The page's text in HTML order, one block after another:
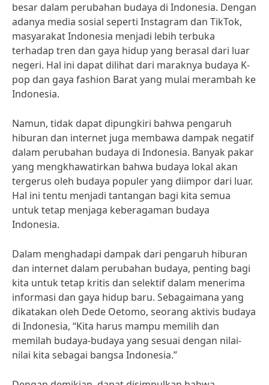
besar dalam perubahan budaya di Indonesia. Dengan
adanya media sosial seperti Instagram dan TikTok,
masyarakat Indonesia menjadi lebih terbuka
terhadap tren dan gaya hidup yang berasal dari luar
negeri. Hal ini dapat dilihat dari maraknya budaya K-
pop dan gaya fashion Barat yang mulai merambah ke
Indonesia.
Namun, tidak dapat dipungkiri bahwa pengaruh
hiburan dan internet juga membawa dampak negatif
dalam perubahan budaya di Indonesia. Banyak pakar
yang mengkhawatirkan bahwa budaya lokal akan
tergerus oleh budaya populer yang diimpor dari luar.
Hal ini tentu menjadi tantangan bagi kita semua
untuk tetap menjaga keberagaman budaya
Indonesia.
Dalam menghadapi dampak dari pengaruh hiburan
dan internet dalam perubahan budaya, penting bagi
kita untuk tetap kritis dan selektif dalam menerima
informasi dan gaya hidup baru. Sebagaimana yang
dikatakan oleh Dede Oetomo, seorang aktivis budaya
di Indonesia, “Kita harus mampu memilih dan
memilah budaya-budaya yang sesuai dengan nilai-
nilai kita sebagai bangsa Indonesia.”